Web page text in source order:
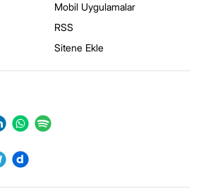
Mobil Uygulamalar
RSS
Sitene Ekle